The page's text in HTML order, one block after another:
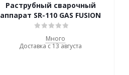
Раструбный сварочный
аппарат SR-110 GAS FUSION
Много
Доставка с 13 августа